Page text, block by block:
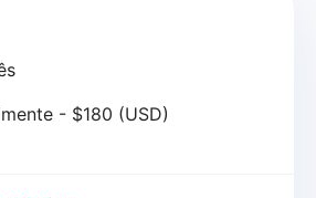
- $180 (USD)